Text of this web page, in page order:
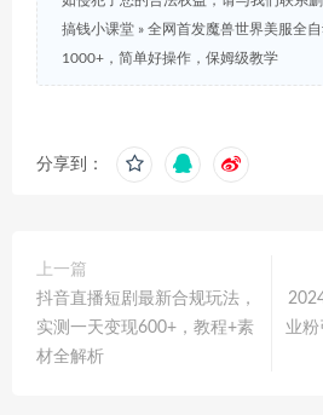
搞钱小课堂 » 全网首发魔兽世界美服全
1000+，简单好操作，保姆级教学
分享到：
上一篇
抖音直播短剧最新合规玩法，
实测一天变现600+，教程+素
材全解析
业粉